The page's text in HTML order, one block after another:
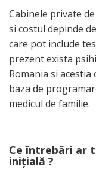
Cabinele private
si costul depinde
care pot include
prezent exista
Romania si
baza de
medicul de familie.
Ce întrebări ar
iniţială ?